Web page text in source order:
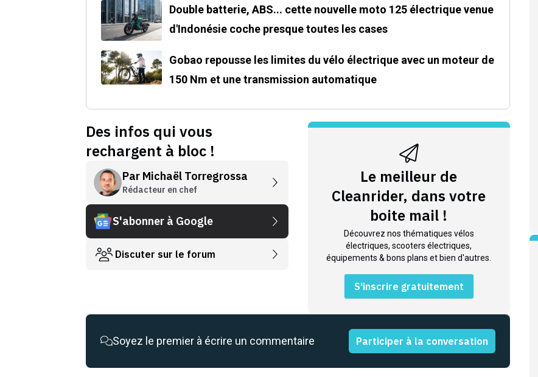
Double batterie, ABS... cette nouvelle moto 125 électrique venue
d'Indonésie coche presque toutes les cases
Gobao repousse les limites du vélo électrique avec un moteur de
150 Nm et une transmission automatique
Des infos qui vous
rechargent à bloc !
Par Michaël Torregrossa
Rédacteur en chef
S'abonner à Google
Discuter sur le forum
Le meilleur de
Cleanrider, dans votre
boite mail !
Découvrez nos thématiques vélos
électriques, scooters électriques,
équipements & bons plans et bien d'autres.
S'inscrire gratuitement
Soyez le premier à écrire un commentaire Participer à la conversation